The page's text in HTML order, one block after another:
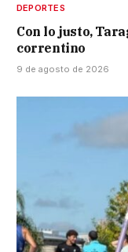
DEPORTES
Con lo justo,
correntino
9 de agosto de 2026